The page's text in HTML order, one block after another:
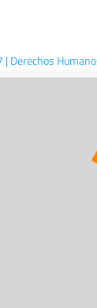
Derechos